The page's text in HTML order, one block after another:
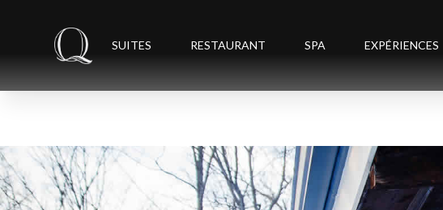
SUITES RESTAURANT SPA EXPÉRIENCES